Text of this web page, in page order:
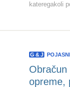
kateregakoli
G &J
Obračun
opreme,